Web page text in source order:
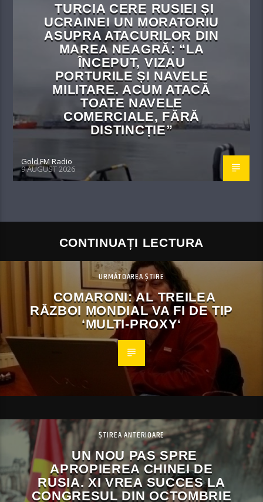
TURCIA CERE RUSIEI ȘI
UCRAINEI UN MORATORIU
ASUPRA ATACURILOR DIN
MAREA NEAGRĂ: “LA
ÎNCEPUT, VIZAU
PORTURILE ȘI NAVELE
MILITARE. ACUM ATACĂ
TOATE NAVELE
COMERCIALE, FĂRĂ
DISTINCȚIE”
Gold FM Radio
9 AUGUST 2026
CONTINUAȚI LECTURA
URMĂTOAREA ȘTIRE
COMARONI: AL TREILEA
RĂZBOI MONDIAL VA FI DE TIP
‘MULTI-PROXY‘
ȘTIREA ANTERIOARE
UN NOU PAS SPRE
APROPIEREA CHINEI DE
RUSIA. XI VREA SUCCES LA
CONGRESUL DIN OCTOMBRIE